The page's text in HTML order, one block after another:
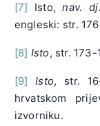
[7] Isto,nav. dj
engleski: str.
[8] Isto, str. 173-
[9] Isto, str.
hrvatskom
izvorniku.